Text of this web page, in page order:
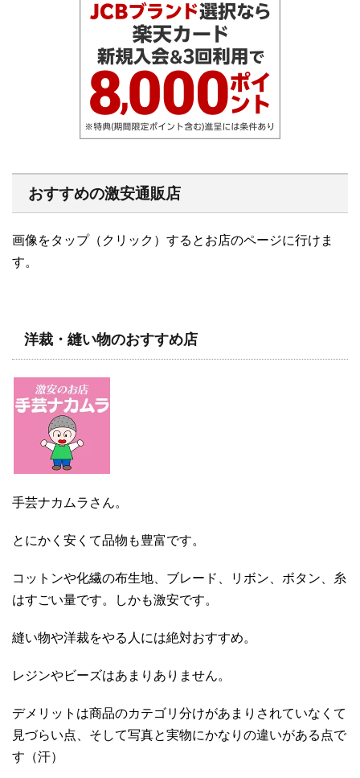
おすすめの激安通販店
画像をタップ（クリック）するとお店のページに行けま
す。
洋裁・縫い物のおすすめ店
手芸ナカムラさん。
とにかく安くて品物も豊富です。
コットンや化繊の布生地、ブレード、リボン、ボタン、糸
はすごい量です。しかも激安です。
縫い物や洋裁をやる人には絶対おすすめ。
レジンやビーズはあまりありません。
デメリットは商品のカテゴリ分けがあまりされていなくて
見づらい点、そして写真と実物にかなりの違いがある点で
す（汗）